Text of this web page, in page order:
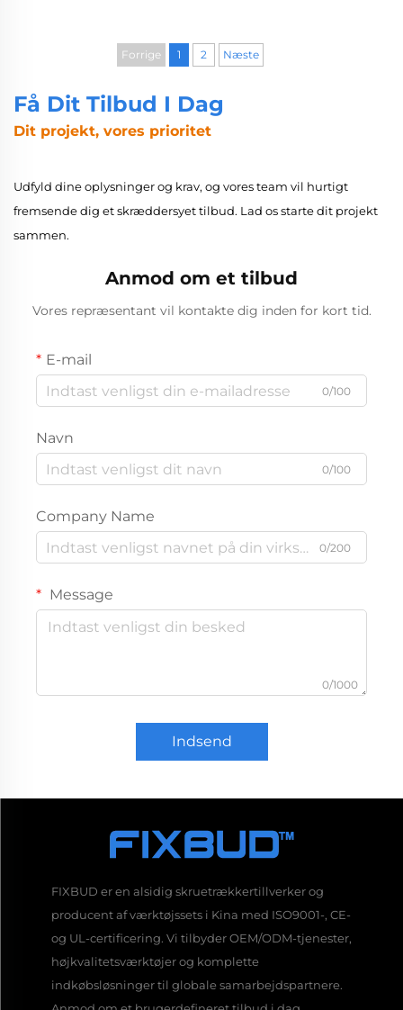
Forrige 1 2 Næste
Få Dit Tilbud I Dag
Dit projekt, vores prioritet
Udfyld dine oplysninger og krav, og vores team vil hurtigt
fremsende dig et skræddersyet tilbud. Lad os starte dit projekt
sammen.
Anmod om et tilbud
Vores repræsentant vil kontakte dig inden for kort tid.
E-mail
0/100
Navn
0/100
Company Name
0/200
Message
0/1000
Indsend
FIXBUD er en alsidig skruetrækkertillverker og
producent af værktøjssets i Kina med ISO9001-, CE-
og UL-certificering. Vi tilbyder OEM/ODM-tjenester,
højkvalitetsværktøjer og komplette
indkøbsløsninger til globale samarbejdspartnere.